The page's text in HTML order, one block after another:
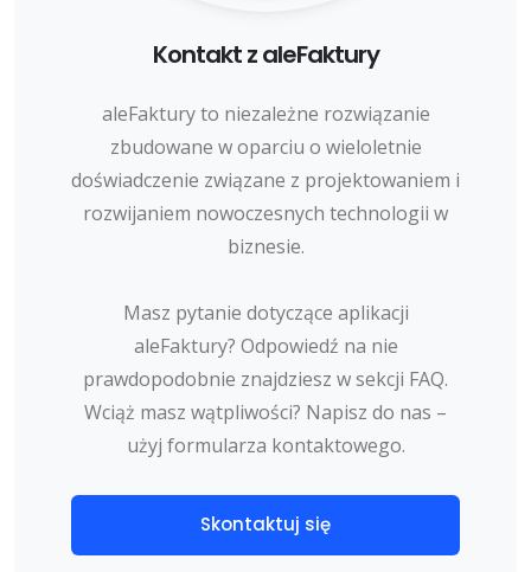
Kontakt z aleFaktury
aleFaktury to niezależne rozwiązanie
zbudowane w oparciu o wieloletnie
doświadczenie związane z projektowaniem i
rozwijaniem nowoczesnych technologii w
biznesie.
Masz pytanie dotyczące aplikacji
aleFaktury? Odpowiedź na nie
prawdopodobnie znajdziesz w sekcji FAQ.
Wciąż masz wątpliwości? Napisz do nas –
użyj formularza kontaktowego.
Skontaktuj się